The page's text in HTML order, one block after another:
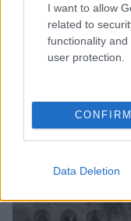
I want to allow
related to
functionality
user protection.
CONFIRM
Data Deletion
Accessori IKEA
LIFESTYLE